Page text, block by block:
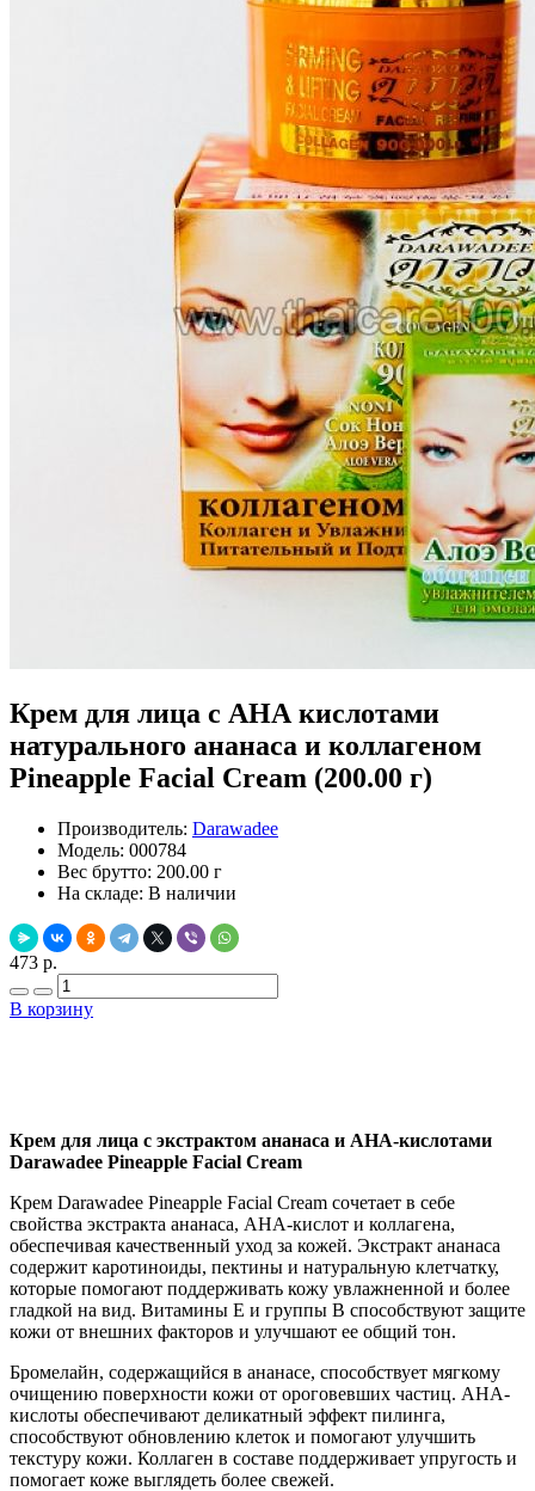
Крем для лица с АНА кислотами
натурального ананаса и коллагеном
Pineapple Facial Cream (200.00 г)
Производитель: Darawadee
Модель: 000784
Вес брутто: 200.00 г
На складе: В наличии
473 р.
В корзину
Крем для лица с экстрактом ананаса и АНА-кислотами
Darawadee Pineapple Facial Cream
Крем Darawadee Pineapple Facial Cream сочетает в себе
свойства экстракта ананаса, АНА-кислот и коллагена,
обеспечивая качественный уход за кожей. Экстракт ананаса
содержит каротиноиды, пектины и натуральную клетчатку,
которые помогают поддерживать кожу увлажненной и более
гладкой на вид. Витамины Е и группы В способствуют защите
кожи от внешних факторов и улучшают ее общий тон.
Бромелайн, содержащийся в ананасе, способствует мягкому
очищению поверхности кожи от ороговевших частиц. АНА-
кислоты обеспечивают деликатный эффект пилинга,
способствуют обновлению клеток и помогают улучшить
текстуру кожи. Коллаген в составе поддерживает упругость и
помогает коже выглядеть более свежей.